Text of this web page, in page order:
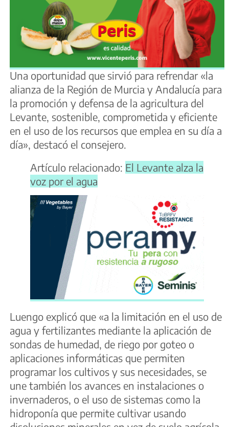
Una oportunidad que sirvió para refrendar «la
alianza de la Región de Murcia y Andalucía para
la promoción y defensa de la agricultura del
Levante, sostenible, comprometida y eficiente
en el uso de los recursos que emplea en su día a
día», destacó el consejero.
Artículo relacionado: El Levante alza la
voz por el agua
Luengo explicó que «a la limitación en el uso de
agua y fertilizantes mediante la aplicación de
sondas de humedad, de riego por goteo o
aplicaciones informáticas que permiten
programar los cultivos y sus necesidades, se
une también los avances en instalaciones o
invernaderos, o el uso de sistemas como la
hidroponía que permite cultivar usando